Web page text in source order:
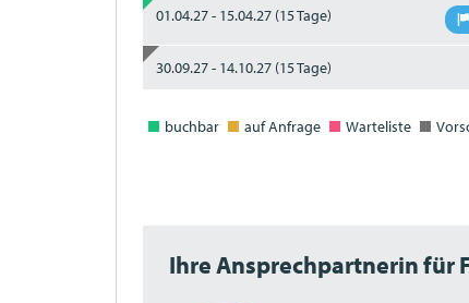
01.04.27 - 15.04.27 (15 Tage)
30.09.27 - 14.10.27 (15 Tage)
buchbar auf Anfrage Warteliste
Ihre Ansprechpartnerin für